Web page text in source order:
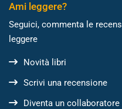
Ami leggere?
Seguici, commenta le
leggere
Novità libri
Scrivi una recensione
Diventa un collaboratore